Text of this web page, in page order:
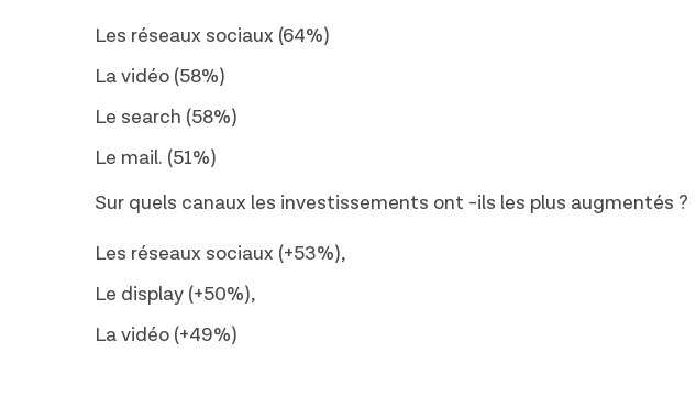
Les réseaux sociaux (64%)
La vidéo (58%)
Le search (58%)
Le mail. (51%)
Sur quels canaux les investissements ont -ils les plus augmentés ?
Les réseaux sociaux (+53%),
Le display (+50%),
La vidéo (+49%)